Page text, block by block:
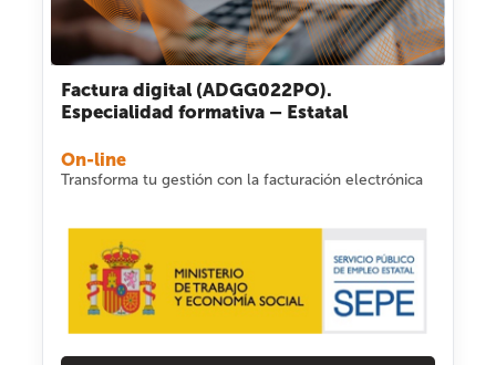
Factura digital (ADGG022PO).
Especialidad formativa – Estatal
On-line
Transforma tu gestión con la facturación electrónica